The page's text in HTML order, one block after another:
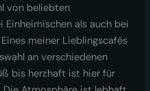
von beliebten
Einheimischen als auch bei
meiner Lieblingscafés
an verschiedenen
bis herzhaft ist hier für